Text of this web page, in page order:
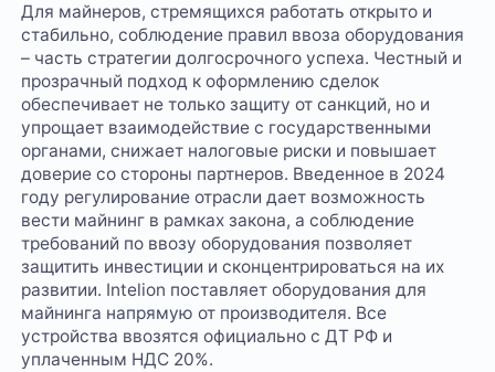
Для майнеров, стремящихся работать открыто и
стабильно, соблюдение правил ввоза оборудования
– часть стратегии долгосрочного успеха. Честный и
прозрачный подход к оформлению сделок
обеспечивает не только защиту от санкций, но и
упрощает взаимодействие с государственными
органами, снижает налоговые риски и повышает
доверие со стороны партнеров. Введенное в 2024
году регулирование отрасли дает возможность
вести майнинг в рамках закона, а соблюдение
требований по ввозу оборудования позволяет
защитить инвестиции и сконцентрироваться на их
развитии. Intelion поставляет оборудования для
майнинга напрямую от производителя. Все
устройства ввозятся официально с ДТ РФ и
уплаченным НДС 20%.